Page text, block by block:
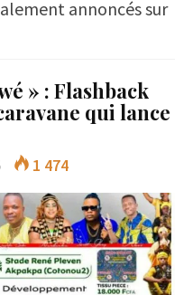
annoncés sur
» : Flashback
qui lance
1 474